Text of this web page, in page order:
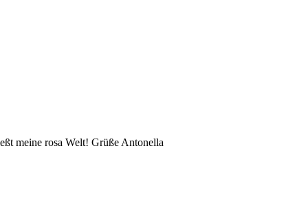
meine rosa Welt! Grüße Antonella